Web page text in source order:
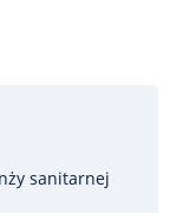
sanitarnej